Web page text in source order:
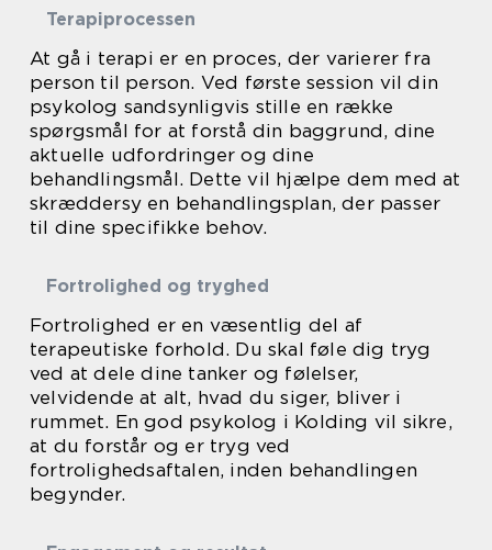
Terapiprocessen
At gå i terapi er en proces, der varierer fra
person til person. Ved første session vil din
psykolog sandsynligvis stille en række
spørgsmål for at forstå din baggrund, dine
aktuelle udfordringer og dine
behandlingsmål. Dette vil hjælpe dem med at
skræddersy en behandlingsplan, der passer
til dine specifikke behov.
Fortrolighed og tryghed
Fortrolighed er en væsentlig del af
terapeutiske forhold. Du skal føle dig tryg
ved at dele dine tanker og følelser,
velvidende at alt, hvad du siger, bliver i
rummet. En god psykolog i Kolding vil sikre,
at du forstår og er tryg ved
fortrolighedsaftalen, inden behandlingen
begynder.